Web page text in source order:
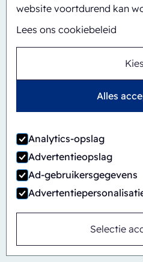
website voortdurend kan
Lees ons cookiebeleid
Kies
Alles
Analytics-opslag
Advertentieopslag
Ad-gebruikersgegevens
Selectie
AutomatischInline
CBS/PH30-1428-CS